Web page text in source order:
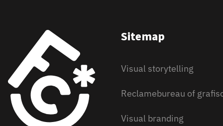
Sitemap
Visual storytelling
Reclamebureau of
Visual branding